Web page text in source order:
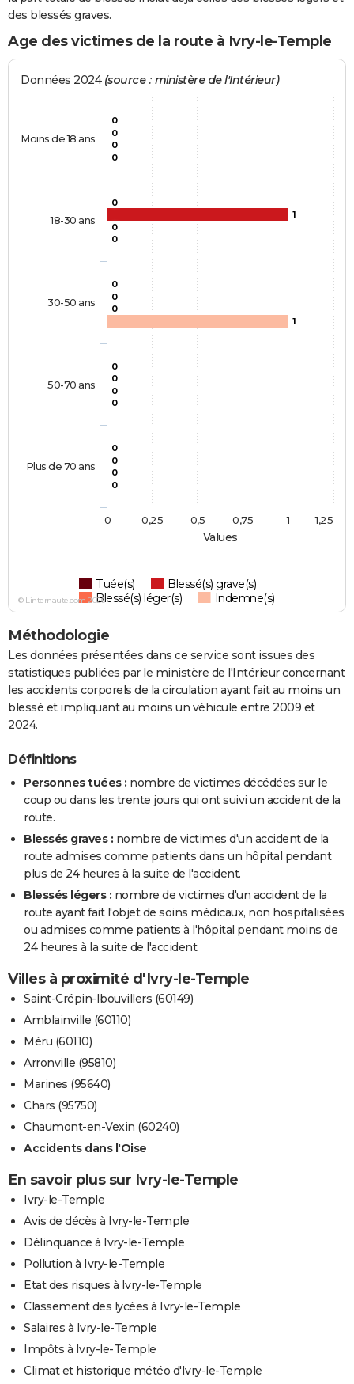
des blessés graves.
Age des victimes de la route à Ivry-le-Temple
Values
Données 2024 (source : ministère de l'Intérieur)
0
0
0
0
0
0
1
0
0
0
0
0
0
0
0
0
0
1
0
0
Tuée(s)
Blessé(s) grave(s)
Blessé(s) léger(s)
Indemne(s)
Moins de 18 ans
18-30 ans
30-50 ans
50-70 ans
Plus de 70 ans
0 1
0,25 0,5 0,75 1,25
© Linternaute.com 2026
Méthodologie
Les données présentées dans ce service sont issues des
statistiques publiées par le ministère de l'Intérieur concernant
les accidents corporels de la circulation ayant fait au moins un
blessé et impliquant au moins un véhicule entre 2009 et
2024.
Définitions
Personnes tuées : nombre de victimes décédées sur le
coup ou dans les trente jours qui ont suivi un accident de la
route.
Blessés graves : nombre de victimes d'un accident de la
route admises comme patients dans un hôpital pendant
plus de 24 heures à la suite de l'accident.
Blessés légers : nombre de victimes d'un accident de la
route ayant fait l'objet de soins médicaux, non hospitalisées
ou admises comme patients à l'hôpital pendant moins de
24 heures à la suite de l'accident.
Villes à proximité d'Ivry-le-Temple
Saint-Crépin-Ibouvillers (60149)
Amblainville (60110)
Méru (60110)
Arronville (95810)
Marines (95640)
Chars (95750)
Chaumont-en-Vexin (60240)
Accidents dans l'Oise
En savoir plus sur Ivry-le-Temple
Ivry-le-Temple
Avis de décès à Ivry-le-Temple
Délinquance à Ivry-le-Temple
Pollution à Ivry-le-Temple
Etat des risques à Ivry-le-Temple
Classement des lycées à Ivry-le-Temple
Salaires à Ivry-le-Temple
Impôts à Ivry-le-Temple
Climat et historique météo d'Ivry-le-Temple